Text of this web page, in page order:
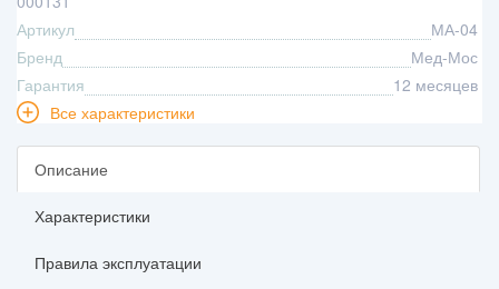
Артикул
МА-04
Бренд
Мед-Мос
Гарантия
12 месяцев
Все характеристики
Описание
Характеристики
Правила эксплуатации